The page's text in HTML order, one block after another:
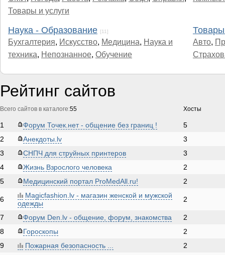
Товары и услуги
Наука - Образование [11]
Бухгалтерия, Искусство, Медицина, Наука и
техника, Непознанное, Обучение
Авто,
Рейтинг сайтов
Всего сайтов в каталоге:55 Хосты
1 Форум Точек.нет - общение без границ !
5
2
Анекдоты.lv
3
3
СНПЧ для струйных принтеров
3
4
Жизнь Взрослого человека
2
5
Медицинский портал ProMedAll.ru! 2
6
Magicfashion.lv - магазин женской и мужской
одежды
2
7 Форум Den.lv - общение, форум, знакомства
2
8
Гороскопы
2
9
Пожарная безопасность ...
2